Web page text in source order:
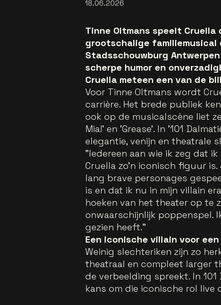
18.06.2026
Tinne Oltmans speelt Cruella
grootschalige familiemusical
Stadsschouwburg
scherpe humor en
Cruella meteen een van de
Voor Tinne Oltmans wordt
carrière. Het brede publiek
ook op de musicalscène liet
Mia!' en 'Grease'. In '101
elegantie, venijn en theatrale
"Iedereen aan wie ik zeg dat
Cruella zo’n iconisch figuur
lang brave personages
is en dat ik nu in mijn villain
hoeken van het theater op te
onwaarschijnlijk poppenspel.
gezien heeft."
Een iconische villain voor
Weinig slechteriken zijn zo
theatraal en compleet larger
de verbeelding spreekt. In
kans om die iconische rol live